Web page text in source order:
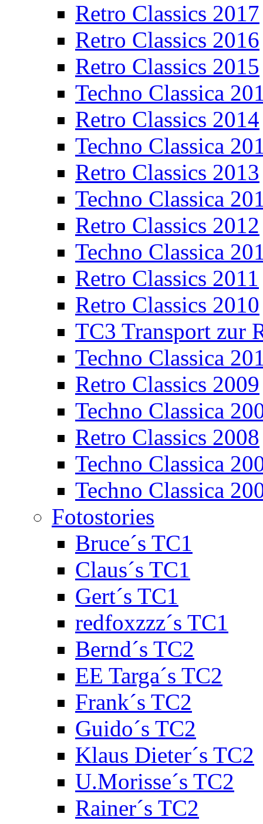
Retro Classics 2017
Retro Classics 2016
Retro Classics 2015
Techno Classica
Retro Classics 2014
Techno Classica
Retro Classics 2013
Techno Classica
Retro Classics 2012
Techno Classica
Retro Classics 2011
Retro Classics 2010
TC3 Transport zur
Techno Classica
Retro Classics 2009
Techno Classica
Retro Classics 2008
Techno Classica
Techno Classica
Fotostories
Bruce´s TC1
Claus´s TC1
Gert´s TC1
redfoxzzz´s TC1
Bernd´s TC2
EE Targa´s TC2
Frank´s TC2
Guido´s TC2
Klaus Dieter´s TC2
U.Morisse´s TC2
Rainer´s TC2